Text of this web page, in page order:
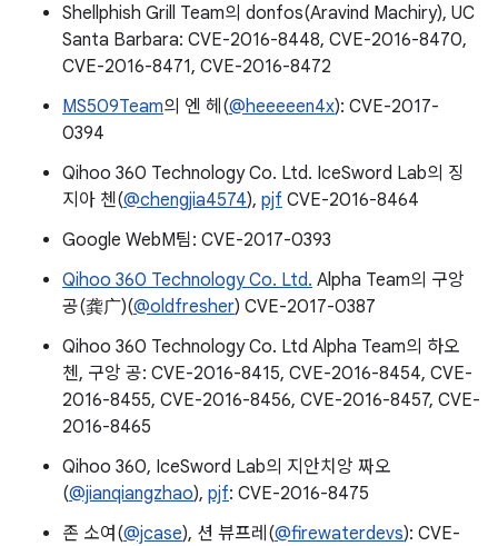
Shellphish Grill Team의 donfos(Aravind Machiry), UC
Santa Barbara: CVE-2016-8448, CVE-2016-8470,
CVE-2016-8471, CVE-2016-8472
MS509Team의 엔 헤(@heeeeen4x): CVE-2017-
0394
Qihoo 360 Technology Co. Ltd. IceSword Lab의 징
지아 첸(@chengjia4574), pjf CVE-2016-8464
Google WebM팀: CVE-2017-0393
Qihoo 360 Technology Co. Ltd. Alpha Team의 구앙
공(龚广)(@oldfresher) CVE-2017-0387
Qihoo 360 Technology Co. Ltd Alpha Team의 하오
첸, 구앙 공: CVE-2016-8415, CVE-2016-8454, CVE-
2016-8455, CVE-2016-8456, CVE-2016-8457, CVE-
2016-8465
Qihoo 360, IceSword Lab의 지안치앙 짜오
(@jianqiangzhao), pjf: CVE-2016-8475
존 소여(@jcase), 션 뷰프레(@firewaterdevs): CVE-